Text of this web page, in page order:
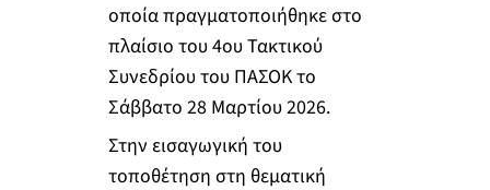
οποία πραγματοποιήθηκε στο
πλαίσιο του 4ου Τακτικού
Συνεδρίου του ΠΑΣΟΚ το
Σάββατο 28 Μαρτίου 2026.
Στην εισαγωγική του
τοποθέτηση στη θεματική